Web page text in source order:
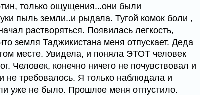
только ощущения...они были
пыль земли..и рыдала. Тугой комок боли ,
растворяться. Появилась легкость,
земля Таджикистана меня отпускает. Деда
месте. Увидела, и поняла ЭТОТ человек
Человек, конечно ничего не почувствовал и
не требовалось. Я только наблюдала и
уже не было. Прошлое меня отпустило.